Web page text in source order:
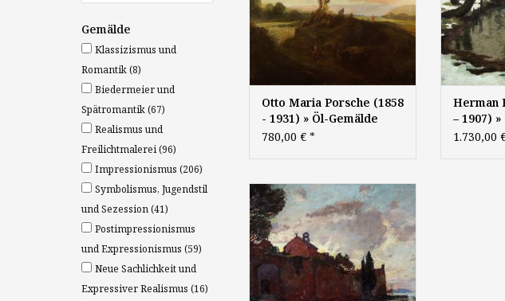
Gemälde
Klassizismus und
Romantik(8)
Biedermeier und
Spätromantik(67)
Realismus und
Freilichtmalerei(96)
Impressionismus (206)
Symbolismus, Jugendstil
und Sezession(41)
Postimpressionismus
und Expressionismus (59)
Neue Sachlichkeit und
Expressiver Realismus (16)
Otto Maria Porsche (1858
- 1931) » Öl-Gemälde
Jugendstil Sezession
780,00 € *
Herman
– 1907)
1.730,00
Franz Xaver Hoch (1869 - 1916),
"Gravosa Dalmatien", 1895, Öl
auf Leinwand, 30 x 40 cm,
signiert